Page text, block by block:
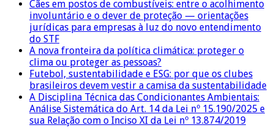
Cães em postos de combustíveis: entre o acolhimento
involuntário e o dever de proteção — orientações
jurídicas para empresas à luz do novo entendimento
do STF
A nova fronteira da política climática: proteger o
clima ou proteger as pessoas?
Futebol, sustentabilidade e ESG: por que os clubes
brasileiros devem vestir a camisa da sustentabilidade
A Disciplina Técnica das Condicionantes Ambientais:
Análise Sistemática do Art. 14 da Lei nº 15.190/2025 e
sua Relação com o Inciso XI da Lei nº 13.874/2019